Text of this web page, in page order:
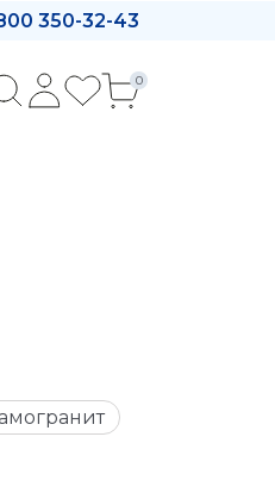
350-32-43
0